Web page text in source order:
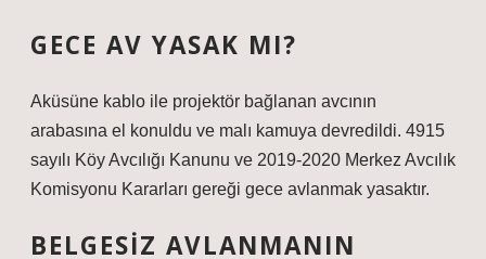
GECE AV YASAK MI?
Aküsüne kablo ile projektör bağlanan avcının
arabasına el konuldu ve malı kamuya devredildi. 4915
sayılı Köy Avcılığı Kanunu ve 2019-2020 Merkez Avcılık
Komisyonu Kararları gereği gece avlanmak yasaktır.
BELGESIZ AVLANMANIN